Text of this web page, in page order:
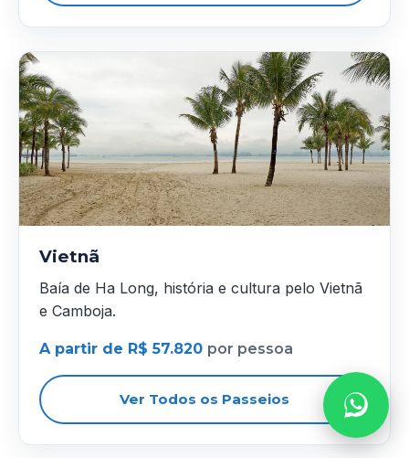
Vietnã
Baía de Ha Long, história e cultura pelo Vietnã
e Camboja.
A partir de R$ 57.820 por pessoa
Ver Todos os Passeios